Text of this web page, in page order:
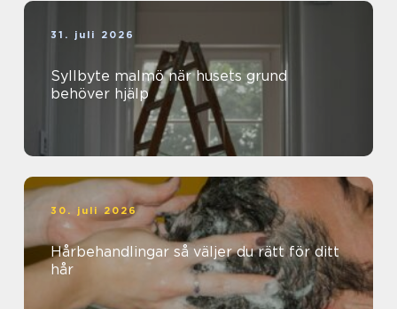
31. juli 2026
Syllbyte malmö när husets grund
behöver hjälp
30. juli 2026
Hårbehandlingar så väljer du rätt för ditt
hår